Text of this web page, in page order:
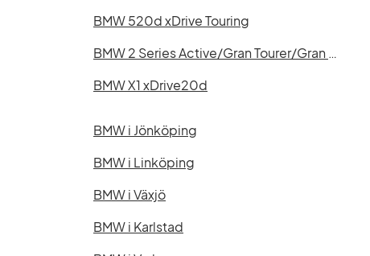
BMW 520d xDrive Touring
BMW 2 Series Active/Gran Tourer/Gran Coupé
BMW X1 xDrive20d
BMW i Jönköping
BMW i Linköping
BMW i Växjö
BMW i Karlstad